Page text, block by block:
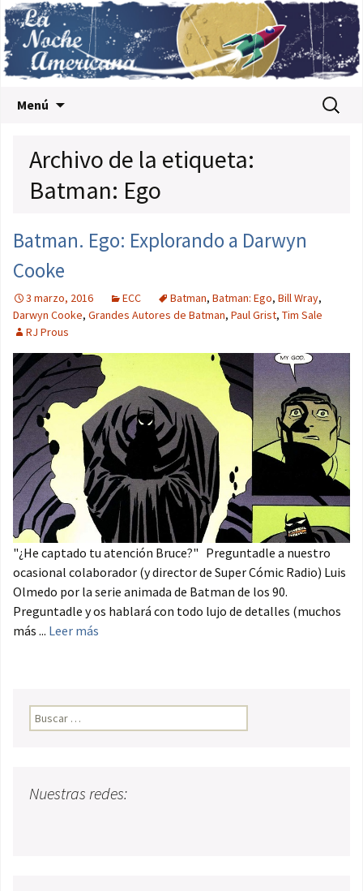
Menú Buscar:
Archivo de la etiqueta:
Batman: Ego
Batman. Ego: Explorando a Darwyn
Cooke
3 marzo, 2016 ECC Batman, Batman: Ego, Bill Wray,
Darwyn Cooke, Grandes Autores de Batman, Paul Grist, Tim Sale
RJ Prous
"¿He captado tu atención Bruce?" Preguntadle a nuestro
ocasional colaborador (y director de Super Cómic Radio) Luis
Olmedo por la serie animada de Batman de los 90.
Preguntadle y os hablará con todo lujo de detalles (muchos
más ... Leer más
Buscar:
Nuestras redes: